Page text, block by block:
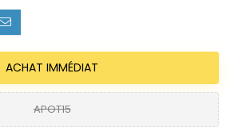
ACHAT IMMÉDIAT
APOT15